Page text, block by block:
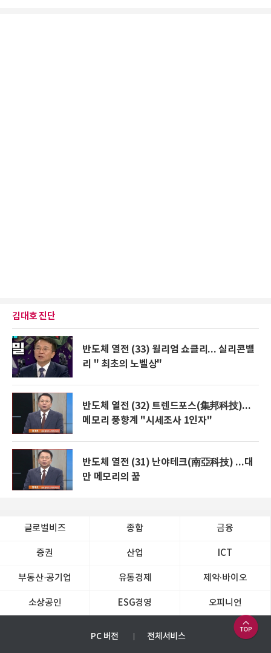
김대호 진단
반도체 열전 (33) 윌리엄 쇼클리... 실리콘밸
리 " 최초의 노벨상"
반도체 열전 (32) 트렌드포스(集邦科技)...
메모리 풍향계 "시세조사 1인자"
반도체 열전 (31) 난야테크(南亞科技) ...대
만 메모리의 꿈
글로벌비즈 종합 금융
증권 산업 ICT
부동산·공기업 유통경제 제약∙바이오
소상공인 ESG경영 오피니언
PC 버전 전체서비스